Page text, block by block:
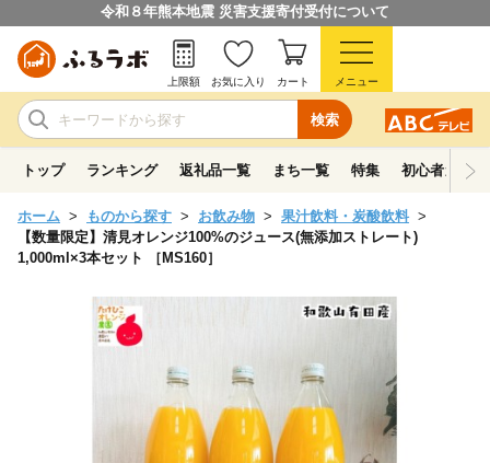
令和８年熊本地震 災害支援寄付受付について
検索
上限額 お気に入り カート メニュー
トップ ランキング 返礼品一覧 まち一覧 特集 初心者ガイド
ホーム ものから探す お飲み物
果汁飲料・炭酸飲料
【数量限定】清見オレンジ100%のジュース(無添加ストレート)
1,000ml×3本セット ［MS160］